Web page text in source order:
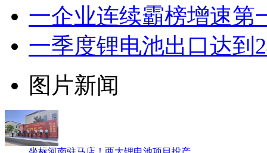
一企业连续霸榜增速第
一季度锂电池出口达到
图片新闻